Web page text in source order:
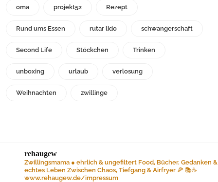
oma projekt52 Rezept
Rund ums Essen rutar lido schwangerschaft
Second Life Stöckchen Trinken
unboxing urlaub verlosung
Weihnachten zwillinge
rehaugew
Zwillingsmama ● ehrlich & ungefiltert Food, Bücher, Gedanken &
echtes Leben Zwischen Chaos, Tiefgang & Airfryer 🍕 📚☕️
www.rehaugew.de/impressum